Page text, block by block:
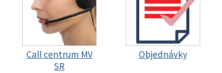
Call centrum MV
SR
Objednávky